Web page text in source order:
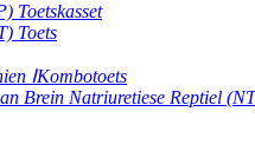
Toetskasset
Toets
ⅠKombotoets
Brein Natriuretiese Reptiel